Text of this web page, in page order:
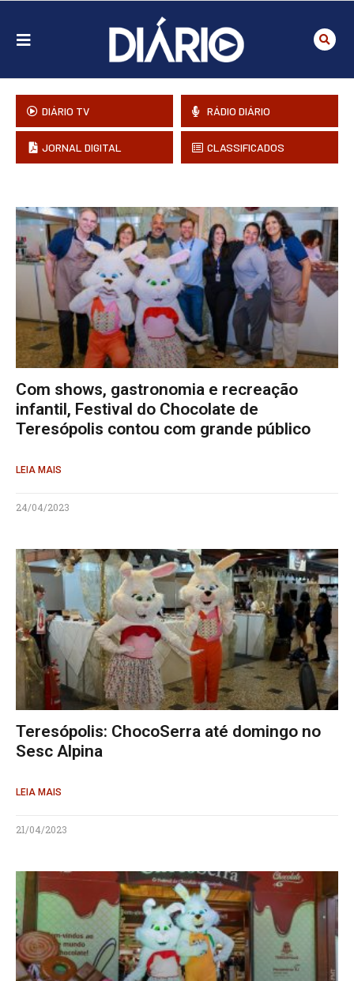
DIÁRIO TV RÁDIO DIÁRIO
JORNAL DIGITAL CLASSIFICADOS
Com shows, gastronomia e recreação
infantil, Festival do Chocolate de
Teresópolis contou com grande público
LEIA MAIS
24/04/2023
Teresópolis: ChocoSerra até domingo no
Sesc Alpina
LEIA MAIS
21/04/2023